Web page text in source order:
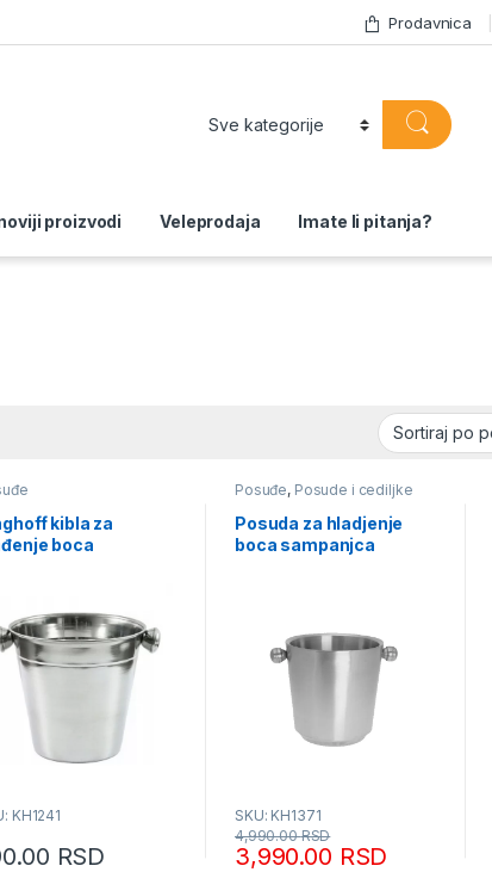
Prodavnica
proizvodi Veleprodaja Imate li pitanja?
kibla za
boca
KH1241
RSD
Posuđe, Posude i cediljke
Posuda za hladjenje
boca sampanjca
SKU: KH1371
3,990.00 RSD
4,990.00RSD